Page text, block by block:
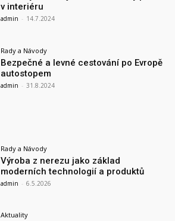
v interiéru
admin - 14.7.2024
Rady a Návody
Bezpečné a levné cestování po Evropě
autostopem
admin - 31.8.2024
Rady a Návody
Výroba z nerezu jako základ
moderních technologií a produktů
admin - 6.5.2026
Aktuality